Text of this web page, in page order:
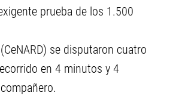
prueba de los 1.500
se disputaron cuatro
en 4 minutos y 4